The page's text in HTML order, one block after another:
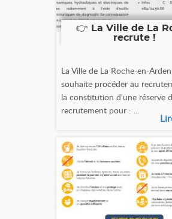
👉 La Ville de La
recrute !
La Ville de La Roche-en-
souhaite procéder au
la constitution d'une réserve
recrutement pour : ...